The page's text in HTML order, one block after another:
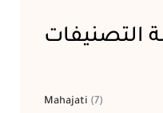
التصنيفات
Mahajati
7